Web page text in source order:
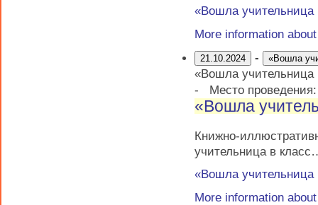
«Вошла
More information
21.10.2024 - «Вошла
«Вошла
-
Место
«Вошла
Книжно-
учительница в
«Вошла
More information